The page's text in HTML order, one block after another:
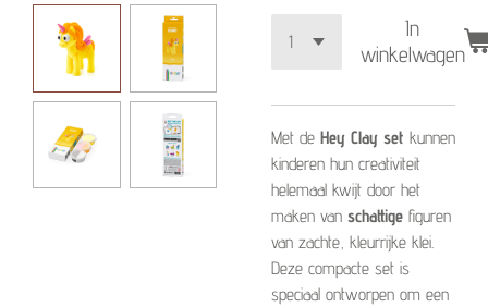
In
winkelwagen
Met de Hey Clay set kunnen
kinderen hun creativiteit
helemaal kwijt door het
maken van schattige figuren
van zachte, kleurrijke klei.
Deze compacte set is
speciaal ontworpen om een